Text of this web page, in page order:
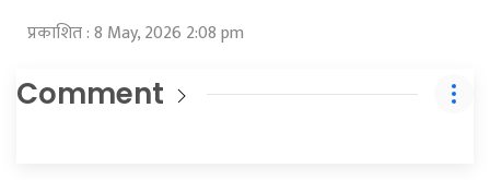
प्रकाशित : 8 May, 2026 2:08 pm
Comment